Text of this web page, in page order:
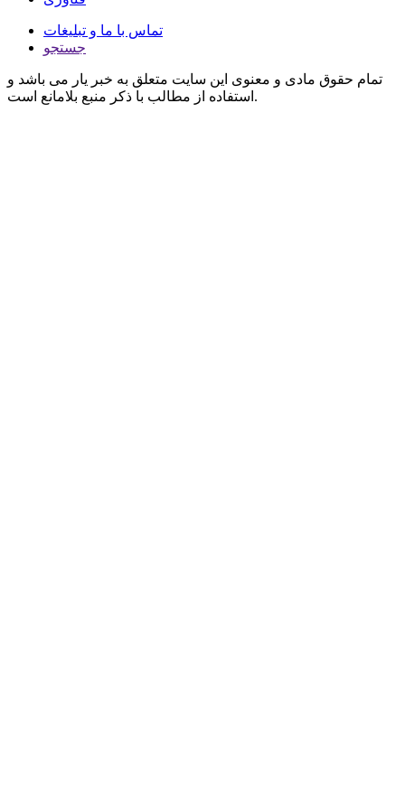
تماس با ما و تبلیغات
جستجو
تمام حقوق مادی و معنوی این سایت متعلق به خبر یار می باشد و
استفاده از مطالب با ذکر منبع بلامانع است.